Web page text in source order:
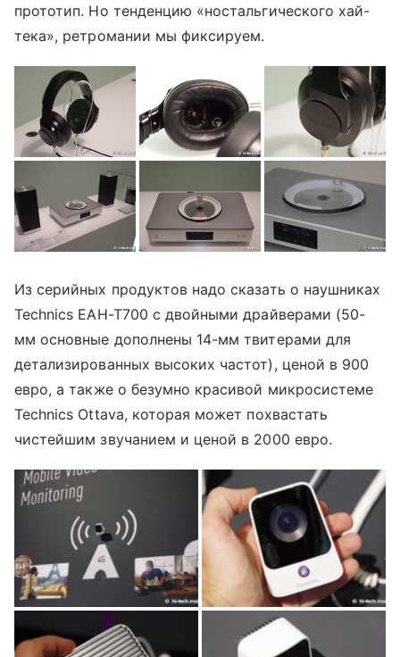
прототип. Но тенденцию «ностальгического хай-
тека», ретромании мы фиксируем.
Из серийных продуктов надо сказать о наушниках
Technics EAH-T700 с двойными драйверами (50-
мм основные дополнены 14-мм твитерами для
детализированных высоких частот), ценой в 900
евро, а также о безумно красивой микросистеме
Technics Ottava, которая может похвастать
чистейшим звучанием и ценой в 2000 евро.